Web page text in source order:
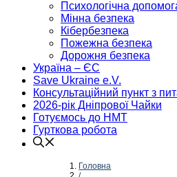
Психологічна
Мінна безпека
Кібербезпека
Пожежна безпека
Дорожня безпека
Україна – ЄС
Save Ukraine e.V.
Консультаційний пункт з
2026-рік Дніпрової Чайки
Готуємось до НМТ
Гурткова робота
Головна